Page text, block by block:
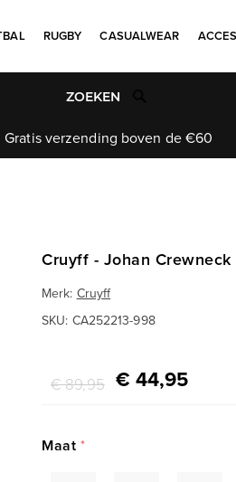
RUGBY CASUALWEAR
Uniek aanbod
Cruyff - Johan
Merk: Cruyff
SKU: CA252213-998
€ 89,95 € 44,95
Maat *